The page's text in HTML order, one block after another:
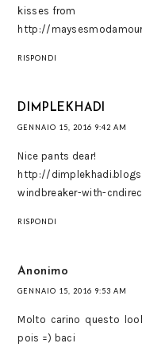
kisses from
http://
RISPONDI
DIMPLEKHADI
GENNAIO 15, 2016 9:42 AM
Nice pants dear!
http://
windbreaker-with-
RISPONDI
Anonimo
GENNAIO 15, 2016 9:53 AM
Molto carino questo
pois =) baci